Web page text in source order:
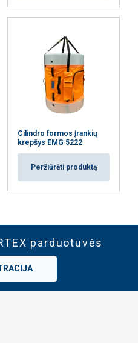
Cilindro formos įrankių
krepšys EMG 5222
Peržiūrėti produktą
parduotuvės